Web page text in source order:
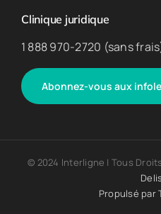
Clinique juridique
1 888 970-2720 (sans
Abonnez-vous aux
© 2024 Interligne | Tous
Propulsé par